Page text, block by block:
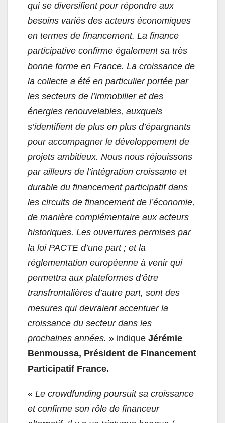
qui se diversifient pour répondre aux
besoins variés des acteurs économiques
en termes de financement. La finance
participative confirme également sa très
bonne forme en France. La croissance de
la collecte a été en particulier portée par
les secteurs de l’immobilier et des
énergies renouvelables, auxquels
s’identifient de plus en plus d’épargnants
pour accompagner le développement de
projets ambitieux. Nous nous réjouissons
par ailleurs de l’intégration croissante et
durable du financement participatif dans
les circuits de financement de l’économie,
de manière complémentaire aux acteurs
historiques. Les ouvertures permises par
la loi PACTE d’une part ; et la
réglementation européenne à venir qui
permettra aux plateformes d’être
transfrontalières d’autre part, sont des
mesures qui devraient accentuer la
croissance du secteur dans les
prochaines années. » indique Jérémie
Benmoussa, Président de Financement
Participatif France.
« Le crowdfunding poursuit sa croissance
et confirme son rôle de financeur